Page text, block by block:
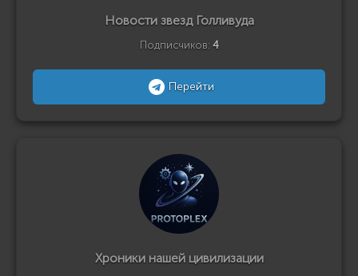
Новости звезд Голливуда
Подписчиков: 4
Перейти
Хроники нашей цивилизации